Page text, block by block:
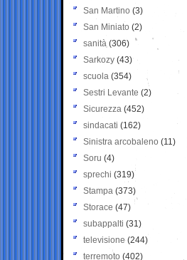
San Martino (3)
San Miniato (2)
sanità (306)
Sarkozy (43)
scuola (354)
Sestri Levante (2)
Sicurezza (452)
sindacati (162)
Sinistra arcobaleno (11)
Soru (4)
sprechi (319)
Stampa (373)
Storace (47)
subappalti (31)
televisione(244)
terremoto (402)